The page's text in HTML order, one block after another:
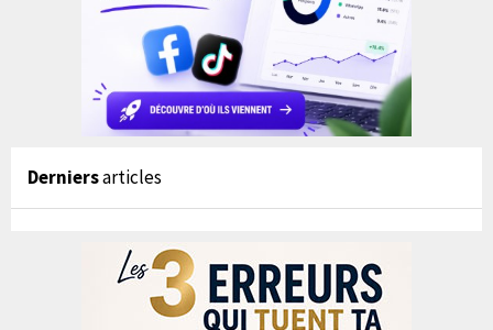
Derniersarticles